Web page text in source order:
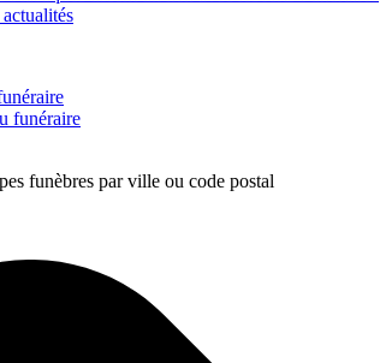
funéraire
funèbres par ville ou code postal